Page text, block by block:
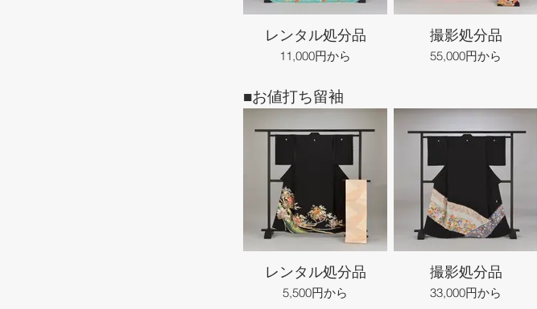
レンタル処分品
11,000円から
撮影処分品
55,000円から
■お値打ち留袖
レンタル処分品
5,500円から
撮影処分品
33,000円から